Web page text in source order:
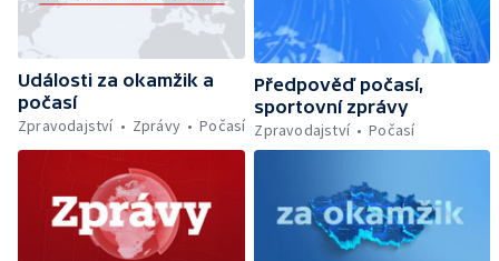
Události za okamžik a
počasí
Zpravodajství
Zprávy Počasí
Předpověď počasí,
sportovní zprávy
Zpravodajství
Počasí